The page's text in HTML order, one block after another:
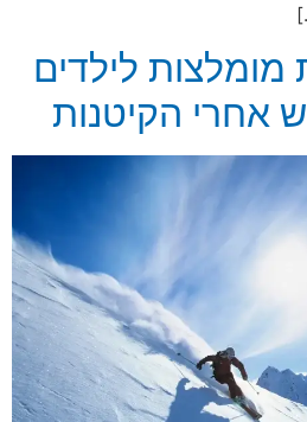
מומלצות לילדים
אחרי הקיטנות